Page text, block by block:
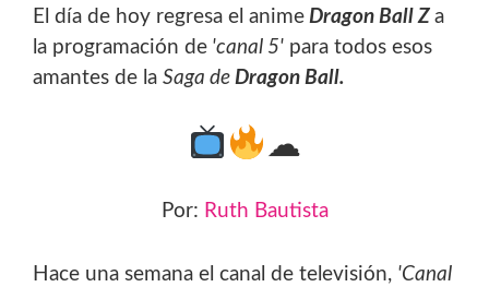
El día de hoy regresa el anime Dragon Ball Z a
la programación de 'canal 5' para todos esos
amantes de la Saga de Dragon Ball.
☁
Por: Ruth Bautista
Hace una semana el canal de televisión, 'Canal